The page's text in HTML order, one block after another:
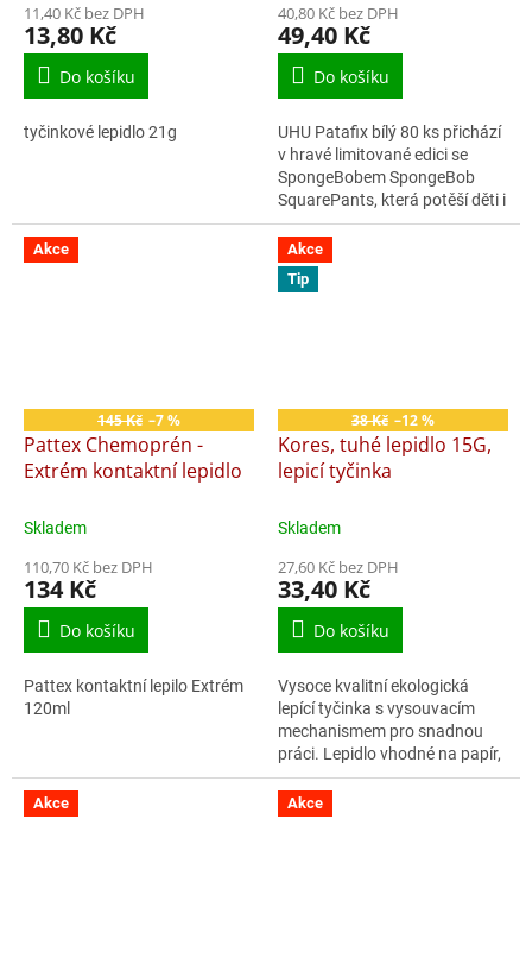
11,40 Kč bez DPH
13,80 Kč
Do košíku
tyčinkové lepidlo 21g
40,80 Kč bez DPH
49,40 Kč
Do košíku
UHU Patafix bílý 80 ks přichází
v hravé limitované edici se
SpongeBobem SpongeBob
SquarePants, která potěší děti i
dospělé fanoušky tohoto
oblíbeného animovaného
hrdiny....
Akce
145 Kč –7 %
Pattex Chemoprén -
Extrém kontaktní lepidlo
Skladem
110,70 Kč bez DPH
134 Kč
Do košíku
Pattex kontaktní lepilo Extrém
120ml
Akce
Tip
38 Kč –12 %
Kores, tuhé lepidlo 15G,
lepicí tyčinka
Skladem
27,60 Kč bez DPH
33,40 Kč
Do košíku
Vysoce kvalitní ekologická
lepící tyčinka s vysouvacím
mechanismem pro snadnou
práci. Lepidlo vhodné na papír,
lepenku, fotografie a textil.
Akce Akce